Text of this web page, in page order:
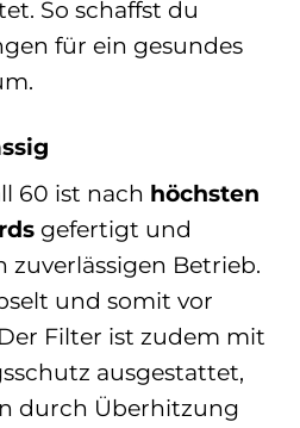
So schaffst du
für ein gesundes
60 ist nach höchsten
gefertigt und
zuverlässigen Betrieb.
und somit vor
Filter ist zudem mit
ausgestattet,
durch Überhitzung